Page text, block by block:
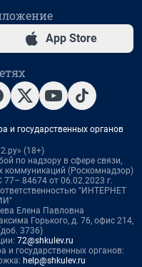
App Store
и государственных органов
(18+)
по надзору в сфере связи,
коммуникаций (Роскомнадзор)
84674 от 06.02.2023 г.
"ИНТЕРНЕТ
Елена Павловна
Горького, д. 76, офис 214,
3736)
72@shkulev.ru
и государственных органов:
help@shkulev.ru